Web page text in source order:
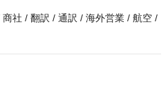
商社 / 翻訳 / 通訳 / 海外営業 / 航空 /